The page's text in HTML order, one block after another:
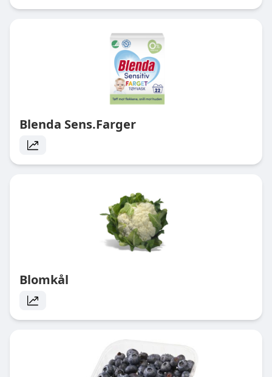
Blenda Sens.Farger
Blomkål